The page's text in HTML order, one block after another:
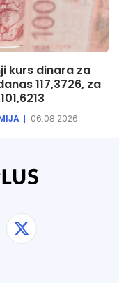
kurs dinara za
117,3726, za
06.08.2026